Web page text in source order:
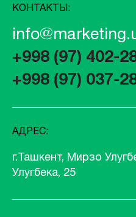
КОНТАКТЫ:
+998 (97) 402-
+998 (97) 037-
АДРЕС:
г.Ташкент, Мирзо
Улугбека, 25